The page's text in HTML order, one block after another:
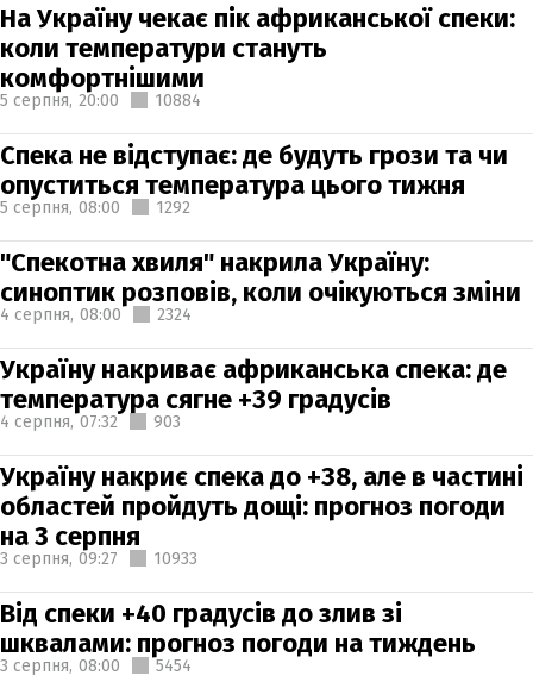
На Україну чекає пік африканської спеки:
коли температури стануть
комфортнішими
5 серпня, 20:00 10884
Спека не відступає: де будуть грози та чи
опуститься температура цього тижня
5 серпня, 08:00 1292
"Спекотна хвиля" накрила Україну:
синоптик розповів, коли очікуються зміни
4 серпня, 08:00 2324
Україну накриває африканська спека: де
температура сягне +39 градусів
4 серпня, 07:32 903
Україну накриє спека до +38, але в частині
областей пройдуть дощі: прогноз погоди
на 3 серпня
3 серпня, 09:27 10933
Від спеки +40 градусів до злив зі
шквалами: прогноз погоди на тиждень
3 серпня, 08:00 5454